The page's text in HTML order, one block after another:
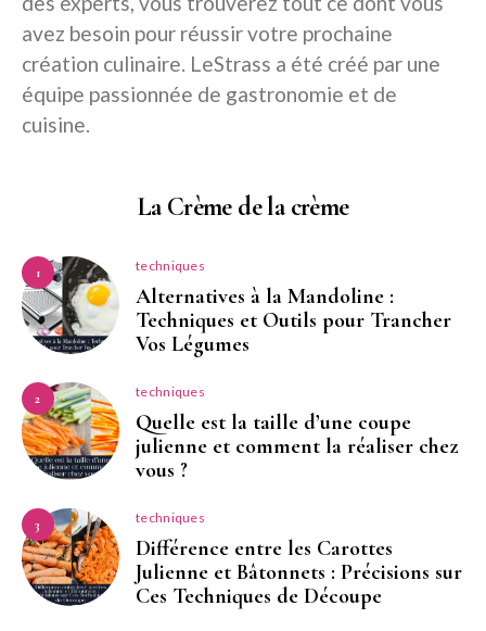
avez besoin pour réussir votre prochaine
création culinaire. LeStrass a été créé par une
équipe passionnée de gastronomie et de
cuisine.
La Crème de la crème
1 techniques
Alternatives à la Mandoline :
Techniques et Outils pour Trancher
Vos Légumes
2 techniques
Quelle est la taille d’une coupe
julienne et comment la réaliser chez
vous ?
3 techniques
Différence entre les Carottes
Julienne et Bâtonnets : Précisions sur
Ces Techniques de Découpe